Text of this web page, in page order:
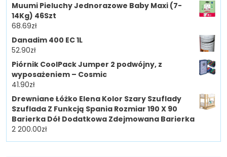
Muumi Pieluchy Jednorazowe Baby Maxi (7-
14Kg) 46Szt
68.69zł
Danadim 400 EC 1L
52.90zł
Piórnik CoolPack Jumper 2 podwójny, z
wyposażeniem – Cosmic
41.90zł
Drewniane Łóżko Elena Kolor Szary Szuflady
Szuflada Z Funkcją Spania Rozmiar 190 X 90
Barierka Dół Dodatkowa Zdejmowana Barierka
2 200.00zł